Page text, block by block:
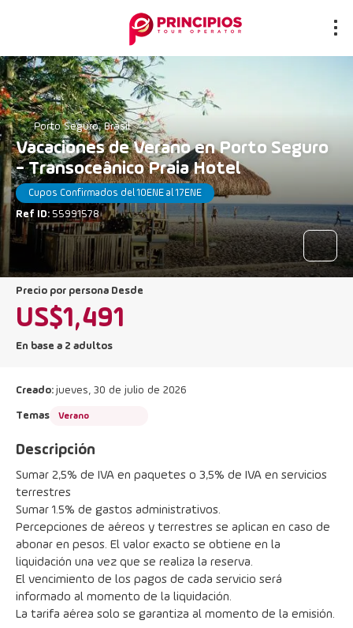
Porto Seguro, Brasil
Vacaciones de Verano en Porto Seguro
- Transoceânico Praia Hotel
Cupos Confirmados del 10ENE al 17ENE
Ref ID: 55991578
precio por persona Desde
US$1,491
En base a 2 adultos
Creado: jueves, 30 de julio de 2026
Temas Verano
Descripción
Sumar 2,5% de IVA en paquetes o 3,5% de IVA en servicios
terrestres
Sumar 1.5% de gastos administrativos.
Percepciones de aéreos y terrestres se aplican en caso de
abonar en pesos. El valor exacto se obtiene en la
liquidación una vez que se realiza la reserva.
El vencimiento de los pagos de cada servicio será
informado al momento de la liquidación.
La tarifa aérea solo se garantiza al momento de la emisión.